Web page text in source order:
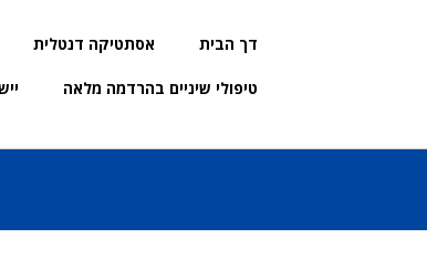
דך הבית אסתטיקה דנטלית
טיפולי שיניים בהרדמה מלאה